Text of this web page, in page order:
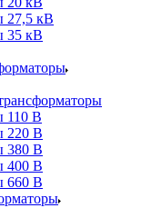
27,5 кВ
35 кВ
110 В
220 В
380 В
400 В
660 В